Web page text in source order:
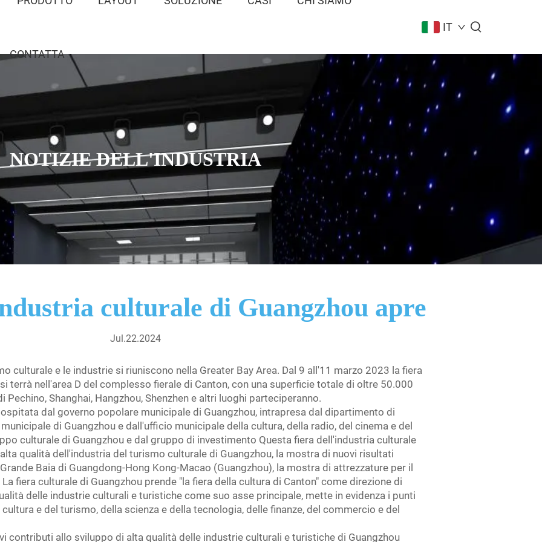
CONTATTA
IT
NOTIZIE DELL'INDUSTRIA
culturale di Guangzhou apre
Jul.22.2024
culturale e le industrie si riuniscono nella Greater Bay Area. Dal 9 all'11 marzo 2023 la fiera
terrà nell'area D del complesso fierale di Canton, con una superficie totale di oltre 50.000
Shanghai, Hangzhou, Shenzhen e altri luoghi parteciperanno.
dal governo popolare municipale di Guangzhou, intrapresa dal dipartimento di
di Guangzhou e dall'ufficio municipale della cultura, della radio, del cinema e del
culturale di Guangzhou e dal gruppo di investimento Questa fiera dell'industria culturale
qualità dell'industria del turismo culturale di Guangzhou, la mostra di nuovi risultati
Baia di Guangdong-Hong Kong-Macao (Guangzhou), la mostra di attrezzature per il
fiera culturale di Guangzhou prende "la fiera della cultura di Canton" come direzione di
delle industrie culturali e turistiche come suo asse principale, mette in evidenza i punti
e del turismo, della scienza e della tecnologia, delle finanze, del commercio e del
contributi allo sviluppo di alta qualità delle industrie culturali e turistiche di Guangzhou